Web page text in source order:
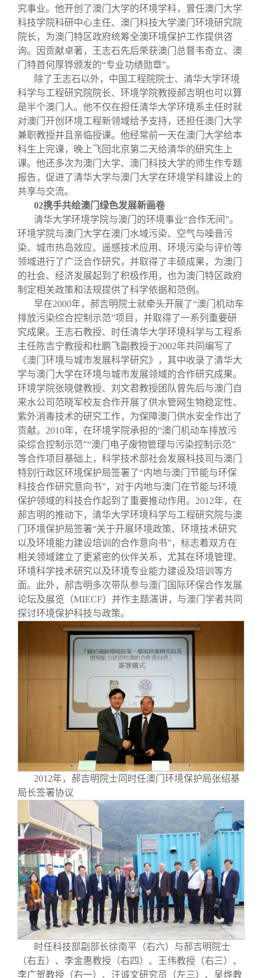
究事业。他开创了澳门大学的环境学科，曾任澳门大学
科技学院科研中心主任、澳门科技大学澳门环境研究院
院长，为澳门特区政府统筹全澳环境保护工作提供咨
询。因贡献卓著，王志石先后荣获澳门总督韦奇立、澳
门特首何厚铧颁发的“专业功绩勋章”。
除了王志石以外，中国工程院院士、清华大学环境
科学与工程研究院院长、环境学院教授郝吉明也可以算
是半个澳门人。他不仅在担任清华大学环境系主任时就
对澳门开创环境工程新领域给予支持，还担任澳门大学
兼职教授并且亲临授课。他经常前一天在澳门大学给本
科生上完课，晚上飞回北京第二天给清华的研究生上
课。他还多次为澳门大学、澳门科技大学的师生作专题
报告，促进了清华大学与澳门大学在环境学科建设上的
共享与交流。
02携手共绘澳门绿色发展新画卷
清华大学环境学院与澳门的环境事业“合作无间”。
环境学院与澳门大学在澳门水域污染、空气与噪音污
染、城市热岛效应、遥感技术应用、环境污染与评价等
领域进行了广泛合作研究，并取得了丰硕成果，为澳门
的社会、经济发展起到了积极作用，也为澳门特区政府
制定相关政策和法规提供了科学依据和范例。
早在2000年，郝吉明院士就牵头开展了“澳门机动车
排放污染综合控制示范”项目，并取得了一系列重要研
究成果。王志石教授、时任清华大学环境科学与工程系
主任陈吉宁教授和杜鹏飞副教授于2002年共同编写了
《澳门环境与城市发展科学研究》，其中收录了清华大
学与澳门大学在环境与城市发展领域的合作研究成果。
环境学院张晓健教授、刘文君教授团队曾先后与澳门自
来水公司范晓军校友合作开展了供水管网生物稳定性、
紫外消毒技术的研究工作，为保障澳门供水安全作出了
贡献。2010年，在环境学院承担的“澳门机动车排放污
染综合控制示范”“澳门电子废物管理与污染控制示范”
等合作项目基础上，科学技术部社会发展科技司与澳门
特别行政区环境保护局签署了“内地与澳门节能与环保
科技合作研究意向书”，对于内地与澳门在节能与环境
保护领域的科技合作起到了重要推动作用。2012年，在
郝吉明的推动下，清华大学环境科学与工程研究院与澳
门环境保护局签署“关于开展环境政策、环境技术研究
以及环境能力建设培训的合作意向书”，标志着双方在
相关领域建立了更紧密的伙伴关系，尤其在环境管理、
环境科学技术研究以及环境专业能力建设及培训等方
面。此外，郝吉明多次带队参与澳门国际环保合作发展
论坛及展览（MIECF）并作主题演讲，与澳门学者共同
探讨环境保护科技与政策。
2012年，郝吉明院士同时任澳门环境保护局张绍基
局长签署协议
时任科技部副部长徐南平（右六）与郝吉明院士
（右五）、李金惠教授（右四）、王伟教授（右三）、
李广贺教授（右一）、汪诚文研究员（左三）、吴烨教